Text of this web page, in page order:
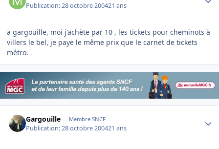
Publication:28 octobre 200421 ans
a gargouille, moi j'achète par 10 , les tickets pour cheminots à
villers le bel, je paye le même prix que le carnet de tickets
métro.
Gargouille Membre SNCF
Publication:28 octobre 200421 ans